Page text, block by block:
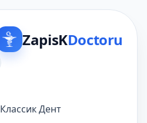
ZapisKDoctoru
Классик Дент